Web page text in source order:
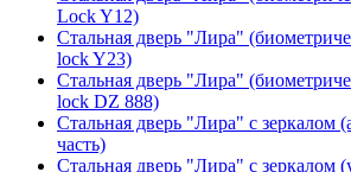
Lock Y12)
Стальная дверь "Лира"
lock Y23)
Стальная дверь "Лира"
lock DZ 888)
Стальная дверь "Лира" с зеркалом
часть)
Стальная дверь "Лира" с зеркалом